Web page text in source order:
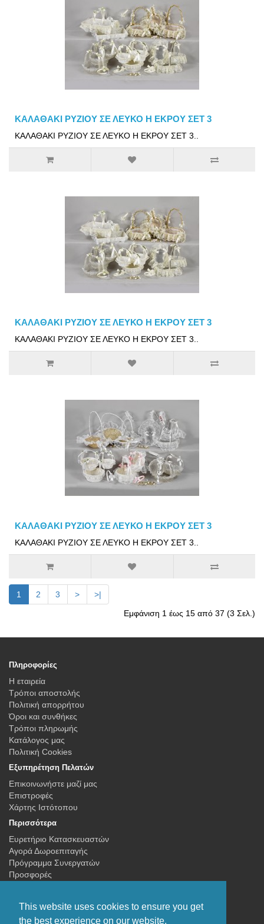
This website uses cookies to ensure you get
the best experience on our website.
ΚΑΛΑΘΑΚΙ ΡΥΖΙΟΥ ΣΕ ΛΕΥΚΟ Η ΕΚΡΟΥ ΣΕΤ 3
ΚΑΛΑΘΑΚΙ ΡΥΖΙΟΥ ΣΕ ΛΕΥΚΟ Η ΕΚΡΟΥ ΣΕΤ 3..
ΚΑΛΑΘΑΚΙ ΡΥΖΙΟΥ ΣΕ ΛΕΥΚΟ Η ΕΚΡΟΥ ΣΕΤ 3
ΚΑΛΑΘΑΚΙ ΡΥΖΙΟΥ ΣΕ ΛΕΥΚΟ Η ΕΚΡΟΥ ΣΕΤ 3..
ΚΑΛΑΘΑΚΙ ΡΥΖΙΟΥ ΣΕ ΛΕΥΚΟ Η ΕΚΡΟΥ ΣΕΤ 3
ΚΑΛΑΘΑΚΙ ΡΥΖΙΟΥ ΣΕ ΛΕΥΚΟ Η ΕΚΡΟΥ ΣΕΤ 3..
1 2 3 >
>|
Εμφάνιση 1 έως 15 από 37 (3 Σελ.)
Πληροφορίες
Η εταιρεία
Τρόποι αποστολής
Πολιτική απορρήτου
Όροι και συνθήκες
Τρόποι πληρωμής
Κατάλογος μας
Πολιτική Cookies
Εξυπηρέτηση Πελατών
Επικοινωνήστε μαζί μας
Επιστροφές
Χάρτης Ιστότοπου
Περισσότερα
Ευρετήριο Κατασκευαστών
Αγορά Δωροεπιταγής
Πρόγραμμα Συνεργατών
Προσφορές
Ο Λογαριασμός μου
Ιστορικό Παραγγελιών